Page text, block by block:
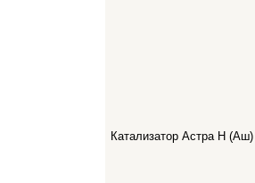
Катализатор Астра Н (Аш)